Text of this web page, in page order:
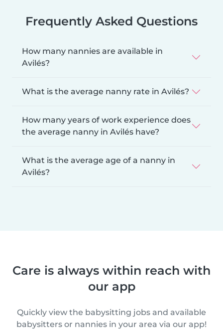
Frequently Asked Questions
How many nannies are available in
Avilés?
What is the average nanny rate in Avilés?
How many years of work experience does
the average nanny in Avilés have?
What is the average age of a nanny in
Avilés?
Care is always within reach with
our app
Quickly view the babysitting jobs and available
babysitters or nannies in your area via our app!